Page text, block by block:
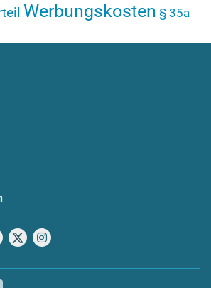
Werbungskosten § 35a
Facebook
X Instagram